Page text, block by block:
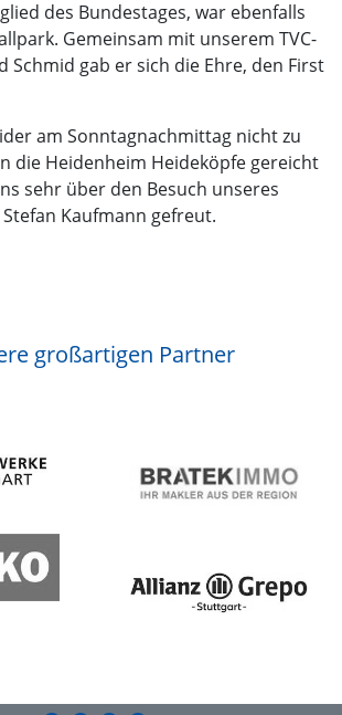
des Bundestages, war ebenfalls
Gemeinsam mit unserem TVC-
Schmid gab er sich die Ehre, den First
am Sonntagnachmittag nicht zu
die Heidenheim Heideköpfe gereicht
sehr über den Besuch unseres
Kaufmann gefreut.
großartigen Partner